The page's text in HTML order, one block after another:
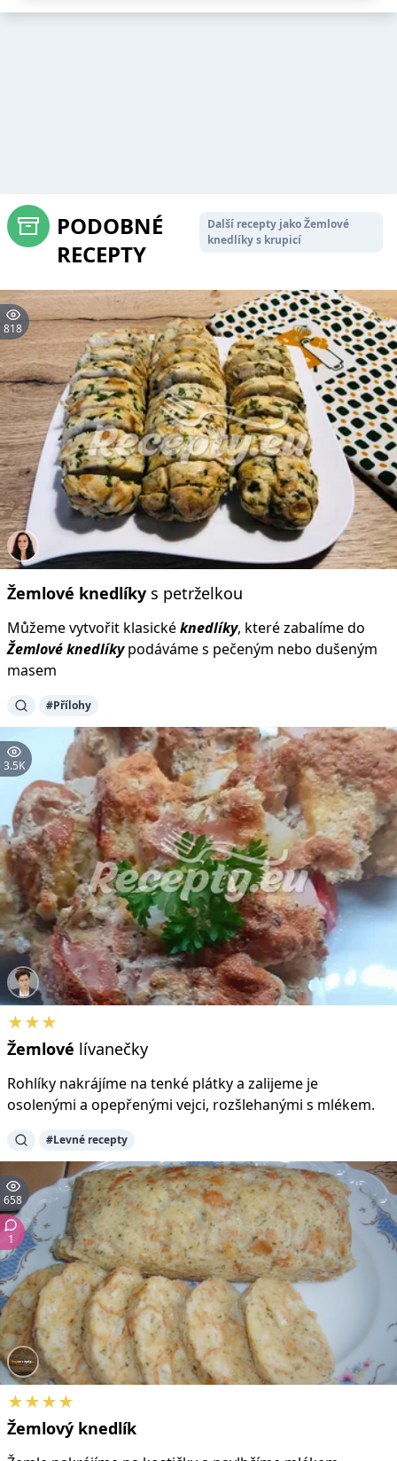
PODOBNÉ
RECEPTY
Další recepty jako Žemlové
knedlíky s krupicí
818
Žemlové knedlíky s petrželkou
Můžeme vytvořit klasickéknedlíky, které zabalíme do
Žemlovéknedlíkypodáváme s pečeným nebo dušeným
masem
#Přílohy
3.5K
★★★
Žemlové lívanečky
Rohlíky nakrájíme na tenké plátky a zalijeme je
osolenými a opepřenými vejci, rozšlehanými s mlékem.
#Levné recepty
658
1
★★★★
Žemlový knedlík